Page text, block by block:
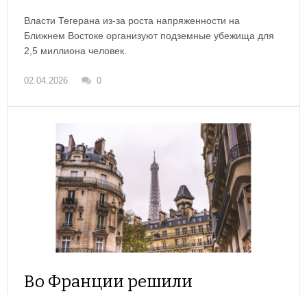
Власти Тегерана из-за роста напряженности на
Ближнем Востоке организуют подземные убежища для
2,5 миллиона человек.
02.04.2026 0
Во Франции решили